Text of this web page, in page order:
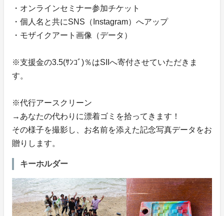
・オンラインセミナー参加チケット
・個人名と共にSNS（Instagram）へアップ
・モザイクアート画像（データ）
※支援金の3.5(ｻﾝｺﾞ)％はSIIへ寄付させていただきま
す。
※代行アースクリーン
→あなたの代わりに漂着ゴミを拾ってきます！
その様子を撮影し、お名前を添えた記念写真データをお
贈りします。
キーホルダー